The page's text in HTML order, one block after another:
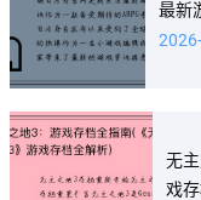
最新
无
戏